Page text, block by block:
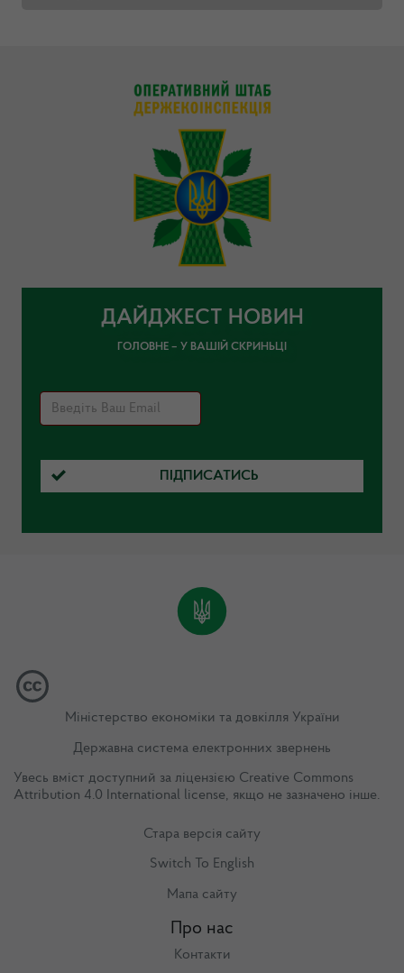
ДАЙДЖЕСТ НОВИН
ГОЛОВНЕ – У ВАШІЙ СКРИНЬЦІ
ПІДПИСАТИСЬ
Міністерство економіки та довкілля України
Державна система електронних звернень
Увесь вміст доступний за ліцензією Creative Commons
Attribution 4.0 International license, якщо не зазначено інше.
Стара версія сайту
Switch To English
Мапа сайту
Про нас
Контакти